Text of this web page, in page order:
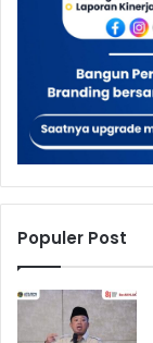
Populer Post